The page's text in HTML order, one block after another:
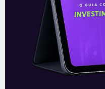
Leia mais
20/05/2021